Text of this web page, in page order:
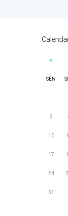
SEN
3
10
17
24
31